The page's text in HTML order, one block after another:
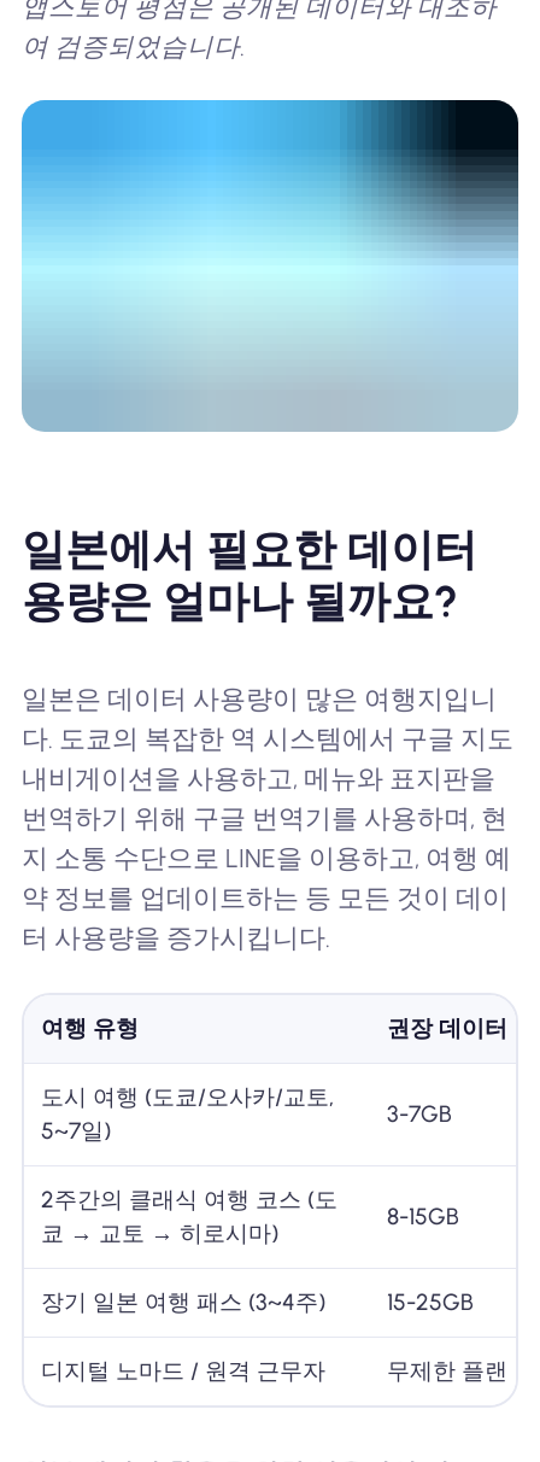
앱스토어 평점은 공개된 데이터와 대조하
여 검증되었습니다.
일본에서 필요한 데이터
용량은 얼마나 될까요?
일본은 데이터 사용량이 많은 여행지입니
다. 도쿄의 복잡한 역 시스템에서 구글 지도
내비게이션을 사용하고, 메뉴와 표지판을
번역하기 위해 구글 번역기를 사용하며, 현
지 소통 수단으로 LINE을 이용하고, 여행 예
약 정보를 업데이트하는 등 모든 것이 데이
터 사용량을 증가시킵니다.
여행 유형 권장 데이터
도시 여행 (도쿄/오사카/교토,
5~7일)
3-7GB
2주간의 클래식 여행 코스 (도
쿄 → 교토 → 히로시마)
8-15GB
장기 일본 여행 패스 (3~4주) 15-25GB
디지털 노마드 / 원격 근무자 무제한 플랜